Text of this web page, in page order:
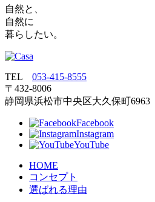
自然と、
自然に
暮らしたい。
TEL 053‐415‐8555
〒432‐8006
静岡県浜松市中央区大久保町6963
Facebook
Instagram
YouTube
HOME
コンセプト
選ばれる理由